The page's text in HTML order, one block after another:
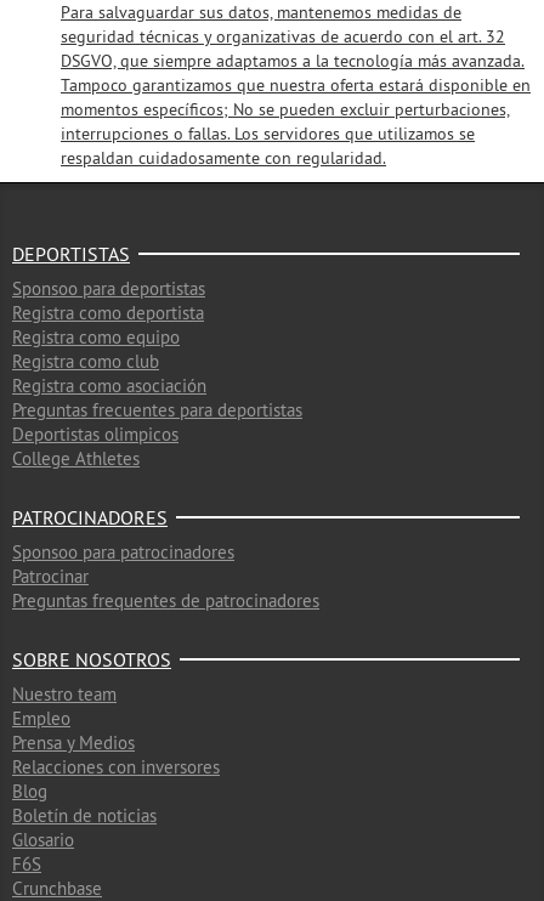
Para salvaguardar sus datos, mantenemos medidas de
seguridad técnicas y organizativas de acuerdo con el art. 32
DSGVO, que siempre adaptamos a la tecnología más avanzada.
Tampoco garantizamos que nuestra oferta estará disponible en
momentos específicos; No se pueden excluir perturbaciones,
interrupciones o fallas. Los servidores que utilizamos se
respaldan cuidadosamente con regularidad.
DEPORTISTAS
Sponsoo para deportistas
Registra como deportista
Registra como equipo
Registra como club
Registra como asociación
Preguntas frecuentes para deportistas
Deportistas olimpicos
College Athletes
PATROCINADORES
Sponsoo para patrocinadores
Patrocinar
Preguntas frequentes de patrocinadores
SOBRE NOSOTROS
Nuestro team
Empleo
Prensa y Medios
Relacciones con inversores
Blog
Boletín de noticias
Glosario
F6S
Crunchbase